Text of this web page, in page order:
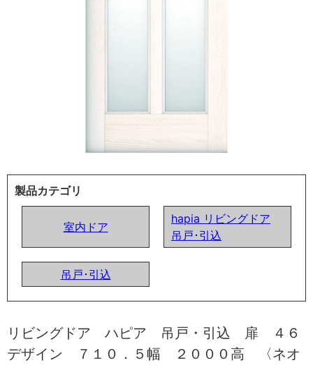
製品カテゴリ
室内ドア
hapia リビングドア
吊戸･引込
吊戸･引込
リビングドア ハピア 吊戸・引込 扉 ４６
デザイン ７１０．５幅 ２０００高 〈ネオ